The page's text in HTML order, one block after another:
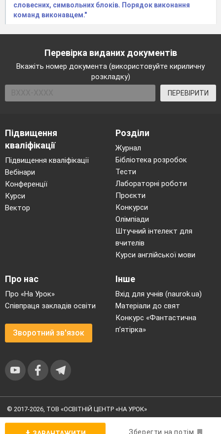
словесних, символьних блоків. Порядок виконання
команд виконавцем."
Зберегти на потім
Перевірка виданих документів
Вкажіть номер документа (використовуйте кириличну
розкладку)
ПЕРЕВІРИТИ
Підвищення
кваліфікації
Підвищення кваліфікації
Вебінари
Конференції
Курси
Вектор
Розділи
Журнал
Бібліотека розробок
Тести
Лабораторні роботи
Проєкти
Конкурси
Олімпіади
Штучний інтелект для
вчителів
Курси англійської мови
Про нас
Про «На Урок»
Співпраця закладів освіти
Зворотний зв'язок
Інше
Вхід для учнів (naurok.ua)
Матеріали до свят
Конкурс «Фантастична
п’ятірка»
© 2017-2026, ТОВ «ОСВІТНІЙ ЦЕНТР «НА УРОК»
конфіденційності